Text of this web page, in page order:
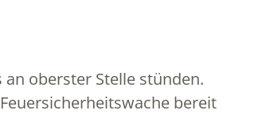
oberster Stelle stünden.
bereit